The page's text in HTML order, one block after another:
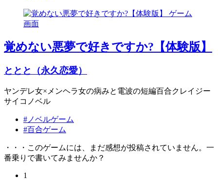
覚めない悪夢で好きですか?【体験版】
ととと（永久恋愛）
ヤンデレ女×メンヘラ女の病みと電波の短編百合クレイジー
サイコノベル
#ノベルゲーム
#百合ゲーム
・・・このゲームには、まだ感想が投稿されていません。一
番乗りで書いてみませんか？
1